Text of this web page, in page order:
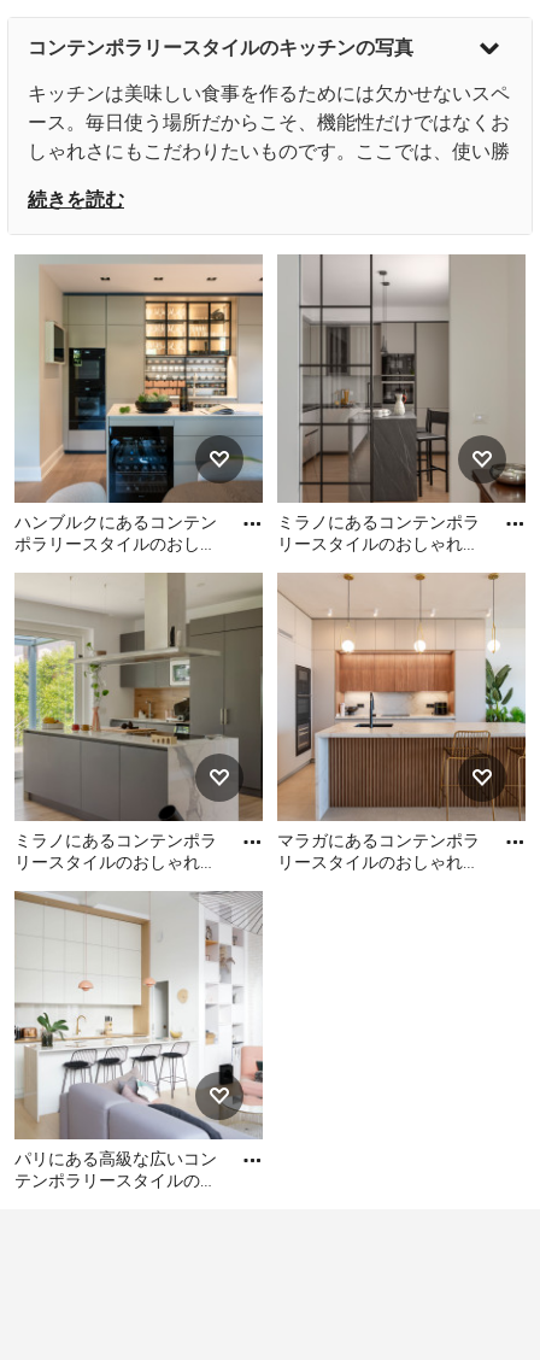
バレンシアにあるコンテン
ポラリースタイルのおしゃ
ラ
他の地域にあるコンテンポ
ラリースタイルのおしゃれ
ーカウンターシンク、フラ
ットパネル扉のキャビネッ
ト、淡色木目調キャビネッ
ドなし、ベージュの床、白
いキッチンカウンター) の写
コンテンポラリースタイルのキッチンの写真
キッチンは美味しい食事を作るためには欠かせないスペ
ース。毎日使う場所だからこそ、機能性だけではなくお
しゃれさにもこだわりたいものです。ここでは、使い勝
タイルのキッチンのリフォーム事例と、キッチンリフォ
ームのポイントをご紹介します。
キッチンの改善ポイントを考える
まずは、現在使用しているキッチンを見直してみましょ
う。
調理するスペースが狭い、高さが自分の身長に合ってい
ない、収納スペースが少ないなど、キッチンによってさ
まざまな改善ポイントが見つかるはずです。こうした改
善ポイントをもとに、コンテンポラリースタイルのキッ
チンのリフォームを検討しましょう。
動線や広さ、レイアウトの見直し
キッチンスペースは人の動きに合わせてレイアウトする
ことが重要です。動線を意識して、広さやレイアウトを
見直しましょう。
広さの目安として、キッチン空間を2～3歩で行き来でき
るのが良いといわれています。狭すぎず広すぎず、キッ
チンの通路幅は0.9～1.2m程度に収めると良いでしょ
う。
また、冷蔵庫とシンク、コンロを結ぶ三角形の動線（ワ
ークトライアングル）が正三角形に近いほど、作業効率
が良いとされています。3辺の合計が3.6～6.6mに収まる
ように配置すると、効率良く動ける程よい広さとなるで
次にコンテンポラリースタイルのキッチンデザインとレ
イアウトを特徴別に確認してみましょう。1人で料理を
するのか複数人で料理をするのかなど、さまざまなシー
ンで使い勝手の良いレイアウトを検討してみてくださ
い。現在では以下5つのレイアウトが一般的です。
Ⅰ型キッチン
続きを読む
ハンブルクにあるコンテン
ポラリースタイルのおしゃ
ハンブルクにあるコンテン
ポラリースタイルのおしゃ
れなキッチンの写真
ミラノにあるコンテンポラ
リースタイルのおしゃれな
扉のキャビネット、グレー
の
ミラノにあるコンテンポラ
リースタイルのおしゃれな
キッチン (フラットパネル扉
のキャビネット、グレーの
キャビネット、黒い調理設
備、淡色無垢フローリン
グ、ベージュの床、黒いキ
ッチンカウンター) の写真
ミラノにあるコンテンポラ
リースタイルのおしゃれな
ターシンク、フラットパネ
ミラノにあるコンテンポラ
リースタイルのおしゃれな
キッチン (アンダーカウンタ
ーシンク、フラットパネル
扉のキャビネット、グレー
のキャビネット、茶色いキ
ッチンパネル、パネルと同
色の調理設備、淡色無垢フ
ローリング、ベージュの
床、白いキッチンカウンタ
ー) の写真
マラガにあるコンテンポラ
リースタイルのおしゃれな
パリにある高級な広いコン
テンポラリースタイルのお